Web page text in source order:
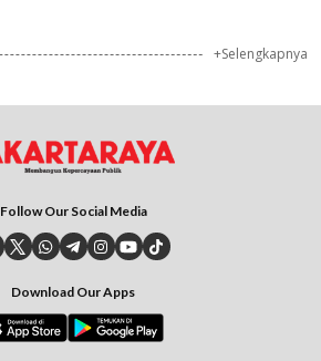
+Selengkapnya
Follow Our Social Media
Download Our Apps